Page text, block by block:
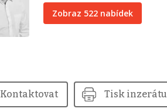
Zobraz 522 nabídek
Kontaktovat Tisk inzerátu